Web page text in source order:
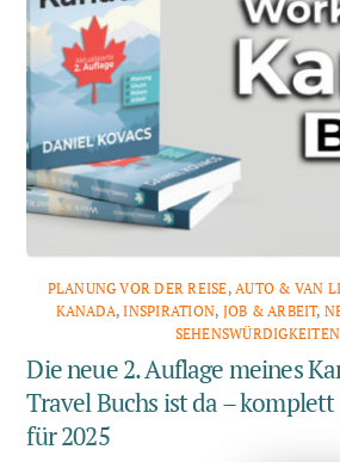
PLANUNG VOR DER REISE,AUTO & VAN
KANADA,INSPIRATION, JOB & ARBEIT,
SEHENSWÜRDIGKEITEN
Die neue 2. Auflage meines
Travel Buchs ist da –
für 2025